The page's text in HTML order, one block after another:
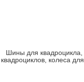
Шины для квадроцикла,
квадроциклов, колеса